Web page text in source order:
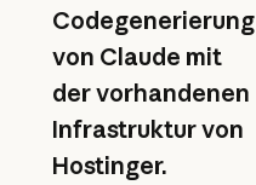
Codegenerierung
von Claude mit
der vorhandenen
Infrastruktur von
Hostinger.